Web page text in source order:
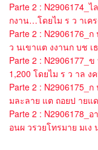
Parte 2 : N2906174_
กงาน…โดยไม ร ว าเค
Parte 2 : N2906176_
ว นเขาแต งงานก บช เ
Parte 2 : N2906177_
1,200 โดยไม ร ว าล ง
Parte 2 : N2906175_
มละลาย แต ถอยป ายแ
Parte 2 : N2906178_
อนผ วรวยโทรมาย มเ